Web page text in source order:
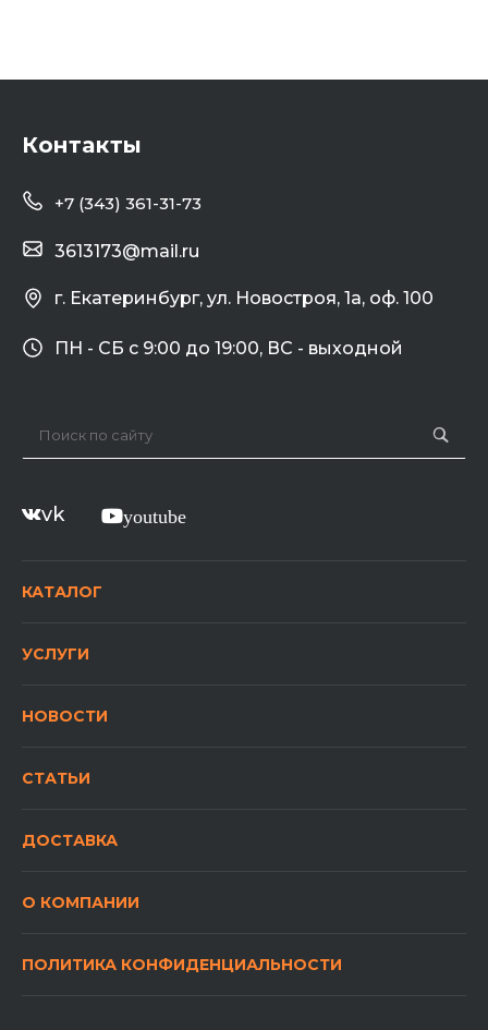
Контакты
+7 (343) 361-31-73
г. Екатеринбург, ул. Новостроя, 1а, оф. 100
3613173@mail.ru
ПН - СБ с 9:00 до 19:00, ВС - выходной
vk youtube
КАТАЛОГ
УСЛУГИ
НОВОСТИ
СТАТЬИ
ДОСТАВКА
О КОМПАНИИ
ПОЛИТИКА КОНФИДЕНЦИАЛЬНОСТИ